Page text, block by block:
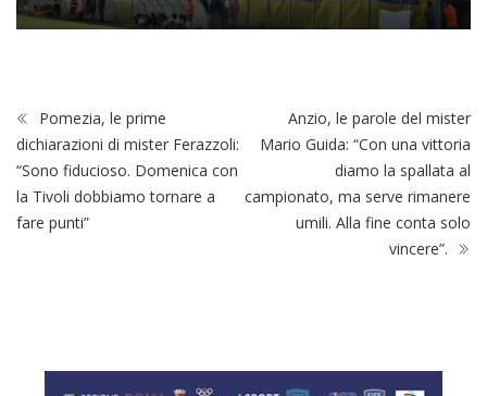
Pomezia, le prime
dichiarazioni di mister Ferazzoli:
“Sono fiducioso. Domenica con
la Tivoli dobbiamo tornare a
fare punti”
Anzio, le parole del mister
Mario Guida: “Con una vittoria
diamo la spallata al
campionato, ma serve rimanere
umili. Alla fine conta solo
vincere”.